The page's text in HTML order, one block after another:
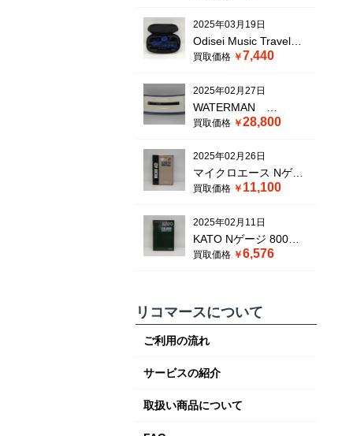
2025年03月19日
Odisei Music Travel
Sax 2
買取価格 7,440
2025年02月27日
WATERMAN
SERENITE ウォータ
筆 ブラック
買取価格 28,800
2025年02月26日
マイクロエース Nゲー
ジ DE10+50系 「釧路
セット A1483 鉄道模型
ディーゼル機関車
買取価格 11,100
2025年02月11日
KATO Nゲージ 800系
新幹線 さくら・つばめ
買取価格 6,576
リコマースについて
ご利用の流れ
サービスの紹介
取扱い商品について